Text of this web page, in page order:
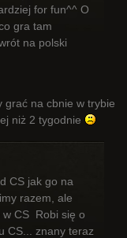
for fun^^ O
gra tam
na polski
grać na cbnie w trybie
niż 2 tygodnie
CS jak go na
razem, ale
w CS Robi się o
CS... znany teraz